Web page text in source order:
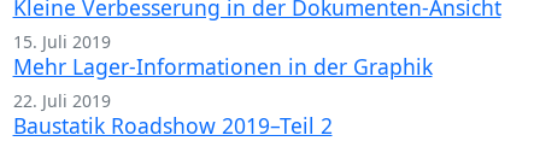
Kleine Verbesserung in der Dokumenten-Ansicht
15. Juli 2019
Mehr Lager-Informationen in der Graphik
22. Juli 2019
Baustatik Roadshow 2019–Teil 2